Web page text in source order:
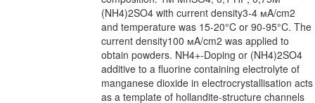
(NH4)2SO4 with current density3-4 мA/cm2
and temperature was 15-20°C or 90-95°C. The
current density100 мA/cm2 was applied to
obtain powders. NH4+-Doping or (NH4)2SO4
additive to a fluorine containing electrolyte of
manganese dioxide in electrocrystallisation acts
as a template of hollandite-structure channels